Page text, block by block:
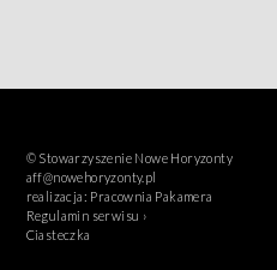
© Stowarzyszenie Nowe Horyzonty
aff@nowehoryzonty.pl
realizacja: Pracownia Pakamera
Regulamin serwisu ›
Ciasteczka